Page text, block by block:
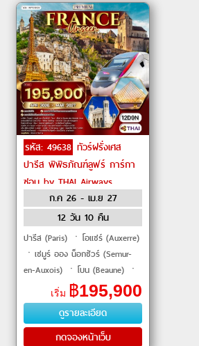
รหัส: 49638 ทัวร์ฝรั่งเศส
ปารีส พิพิธภัณฑ์ลูฟร์ การ์กา
ซอน by THAI Airways
ก.ค 26 - เม.ย 27
12 วัน 10 คืน
ปารีส (Paris) ㆍโอแซร์ (Auxerre)
ㆍเซมูร์ ออง น็อกซัวร์ (Semur-
en-Auxois) ㆍโบน (Beaune) ㆍ
เส้นทาง Route des Grands Crus
(Route des Grands Crus) ㆍ
แหล่งผลิตไวน์ Cote d’Or (Cote
d’Or Wine
เริ่ม ฿195,900
ดูรายละเอียด
กดจองหน้าเว็บ